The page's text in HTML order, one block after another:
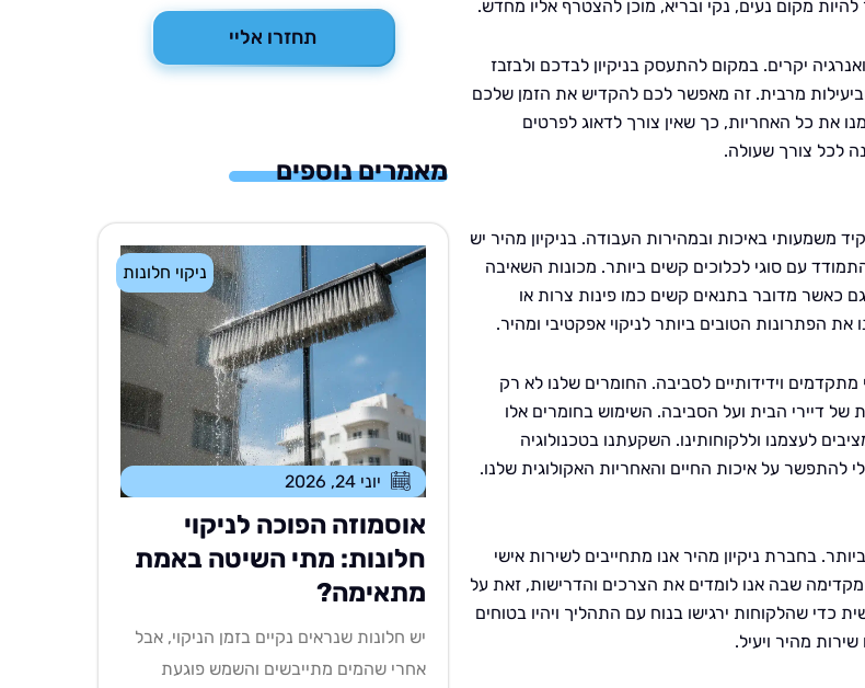
מקום נעים, נקי ובריא, מוכן להצטרף אליו מחדש.
יקרים. במקום להתעסק בניקיון לבדכם ולבזבז
מרבית. זה מאפשר לכם להקדיש את הזמן שלכם
את כל האחריות, כך שאין צורך לדאוג לפרטים
לכל צורך שעולה.
משמעותי באיכות ובמהירות העבודה. בניקיון מהיר יש
עם סוגי לכלוכים קשים ביותר. מכונות השאיבה
כאשר מדובר בתנאים קשים כמו פינות צרות או
הפתרונות הטובים ביותר לניקוי אפקטיבי ומהיר.
וידידותיים לסביבה. החומרים שלנו לא רק
של דיירי הבית ועל הסביבה. השימוש בחומרים אלו
לעצמנו וללקוחותינו. השקעתנו בטכנולוגיה
על איכות החיים והאחריות האקולוגית שלנו.
בחברת ניקיון מהיר אנו מתחייבים לשירות אישי
מקדימה שבה אנו לומדים את הצרכים והדרישות, זאת על
שהלקוחות ירגישו בנוח עם התהליך ויהיו בטוחים
מהיר ויעיל.
תחזרו אליי
מאמרים נוספים
ניקוי חלונות
יוני 24, 2026
אוסמוזה הפוכה לניקוי
חלונות: מתי השיטה באמת
מתאימה?
יש חלונות שנראים נקיים בזמן הניקוי, אבל
אחרי שהמים מתייבשים והשמש פוגעת